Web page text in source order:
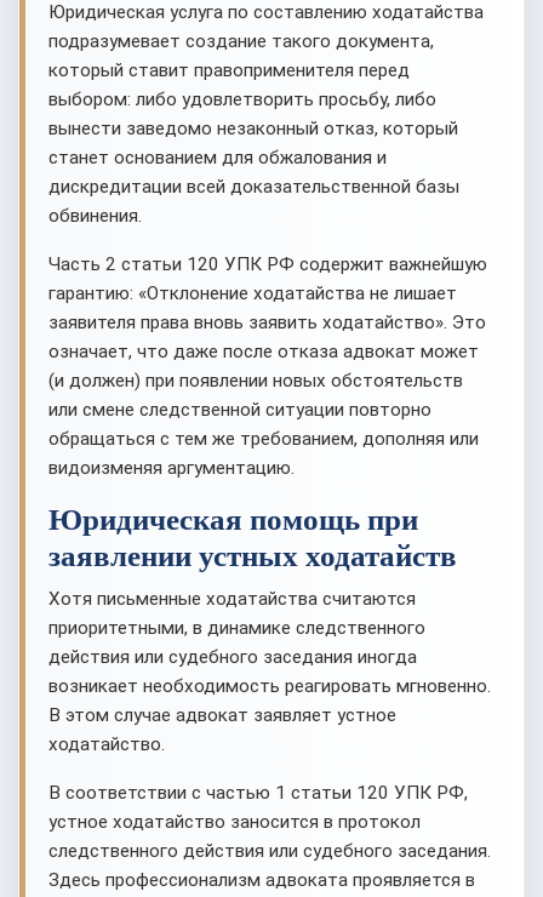
Юридическая услуга по составлению ходатайства
подразумевает создание такого документа,
который ставит правоприменителя перед
выбором: либо удовлетворить просьбу, либо
вынести заведомо незаконный отказ, который
станет основанием для обжалования и
дискредитации всей доказательственной базы
обвинения.
Часть 2 статьи 120 УПК РФ содержит важнейшую
гарантию: «Отклонение ходатайства не лишает
заявителя права вновь заявить ходатайство». Это
означает, что даже после отказа адвокат может
(и должен) при появлении новых обстоятельств
или смене следственной ситуации повторно
обращаться с тем же требованием, дополняя или
видоизменяя аргументацию.
Юридическая помощь при
заявлении устных ходатайств
Хотя письменные ходатайства считаются
приоритетными, в динамике следственного
действия или судебного заседания иногда
возникает необходимость реагировать мгновенно.
В этом случае адвокат заявляет устное
ходатайство.
В соответствии с частью 1 статьи 120 УПК РФ,
устное ходатайство заносится в протокол
следственного действия или судебного заседания.
Здесь профессионализм адвоката проявляется в